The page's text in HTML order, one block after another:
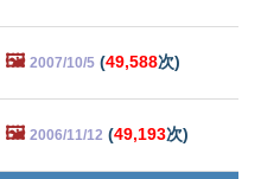
🖼️ 2007/10/5 (49,588次)
🖼️ 2006/11/12 (49,193次)